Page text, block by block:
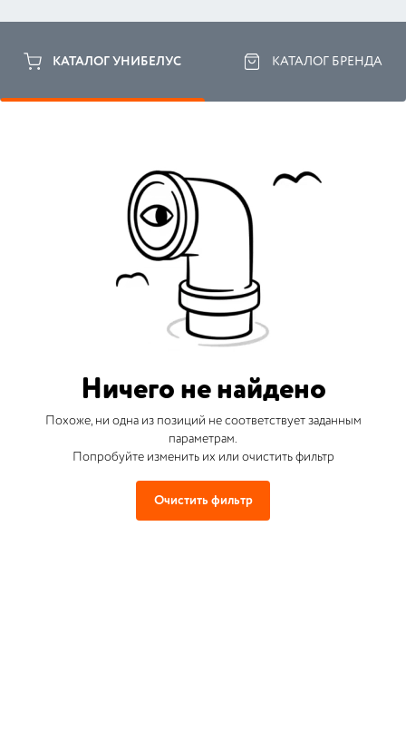
КАТАЛОГ УНИБЕЛУС КАТАЛОГ БРЕНДА
Ничего не найдено
Похоже, ни одна из позиций не соответствует заданным
параметрам.
Попробуйте изменить их или очистить фильтр
Очистить фильтр